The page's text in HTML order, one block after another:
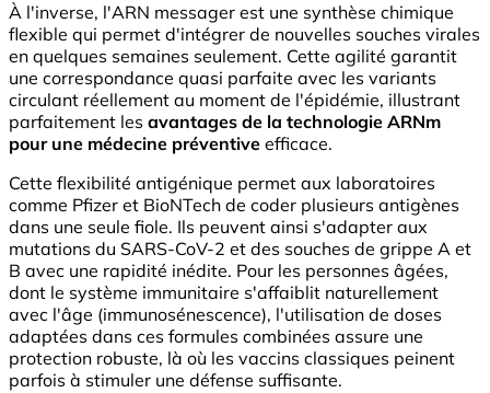
À l'inverse, l'ARN messager est une synthèse chimique
flexible qui permet d'intégrer de nouvelles souches virales
en quelques semaines seulement. Cette agilité garantit
une correspondance quasi parfaite avec les variants
circulant réellement au moment de l'épidémie, illustrant
parfaitement les avantages de la technologie ARNm
pour une médecine préventive efficace.
Cette flexibilité antigénique permet aux laboratoires
comme Pfizer et BioNTech de coder plusieurs antigènes
dans une seule fiole. Ils peuvent ainsi s'adapter aux
mutations du SARS-CoV-2 et des souches de grippe A et
B avec une rapidité inédite. Pour les personnes âgées,
dont le système immunitaire s'affaiblit naturellement
avec l'âge (immunosénescence), l'utilisation de doses
adaptées dans ces formules combinées assure une
protection robuste, là où les vaccins classiques peinent
parfois à stimuler une défense suffisante.